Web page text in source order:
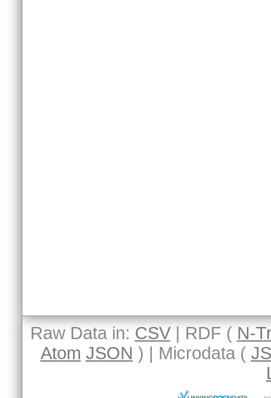
Raw Data in: CSV| RDF ( N-
Atom JSON ) | Microdata (